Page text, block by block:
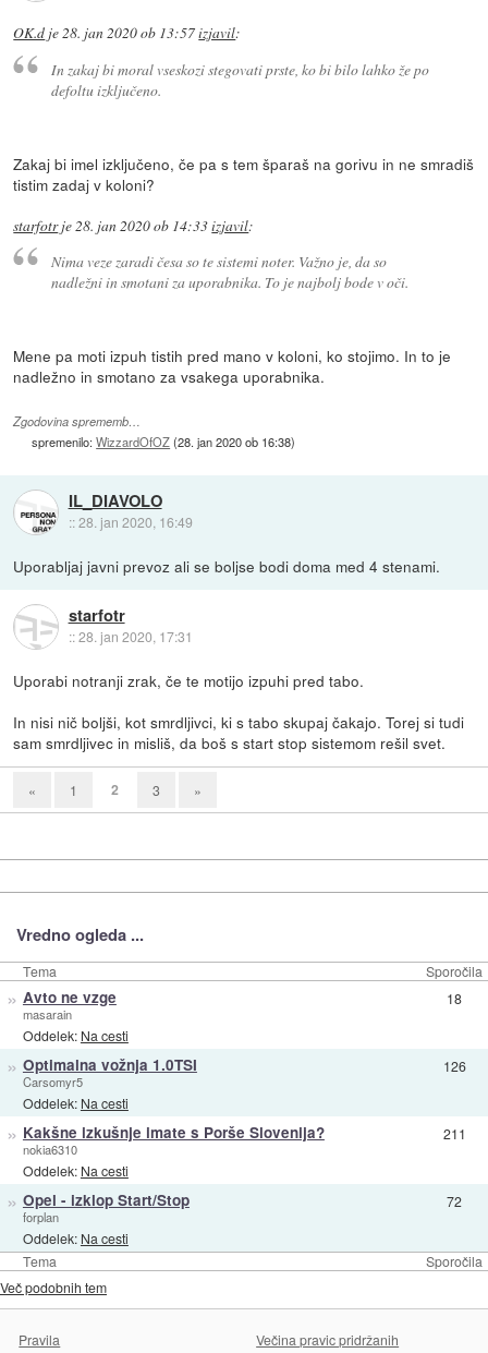
OK.d je28. jan 2020 ob 13:57izjavil:
In zakaj bi moral vseskozi stegovati prste, ko bi bilo lahko že po
defoltu izključeno.
Zakaj bi imel izključeno, če pa s tem šparaš na gorivu in ne smradiš
tistim zadaj v koloni?
starfotrje 28. jan 2020 ob 14:33izjavil:
Nima veze zaradi česa so te sistemi noter. Važno je, da so
nadležni in smotani za uporabnika. To je najbolj bode v oči.
Mene pa moti izpuh tistih pred mano v koloni, ko stojimo. In to je
nadležno in smotano za vsakega uporabnika.
Zgodovina sprememb…
spremenilo:WizzardOfOZ(28. jan 2020 ob 16:38)
IL_DIAVOLO
::28. jan 2020, 16:49
Uporabljaj javni prevoz ali se boljse bodi doma med 4 stenami.
starfotr
::28. jan 2020, 17:31
Uporabi notranji zrak, če te motijo izpuhi pred tabo.
In nisi nič boljši, kot smrdljivci, ki s tabo skupaj čakajo. Torej si tudi
sam smrdljivec in misliš, da boš s start stop sistemom rešil svet.
« 1 2 3 »
Vredno ogleda ...
Tema Sporočila
Tema Sporočila
» Avto ne vzge
masarain
Oddelek: Na cesti
18
» Optimalna vožnja 1.0TSI
Carsomyr5
Oddelek: Na cesti
126
» Kakšne izkušnje imate s Porše Slovenija?
nokia6310
Oddelek: Na cesti
211
» Opel - izklop Start/Stop
forplan
Oddelek: Na cesti
72
Več podobnih tem
Pravila Večina pravic pridržanih